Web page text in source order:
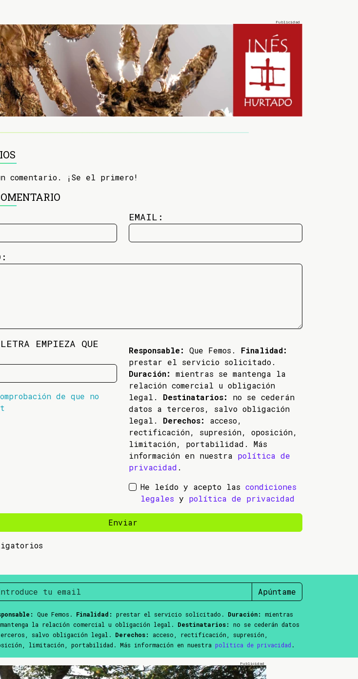
comentario. ¡Se el primero!
EMAIL:
EMPIEZA QUE
de que no
Responsable: Que Femos. Finalidad:
prestar el servicio solicitado.
Duración:
mientras se mantenga la
relación comercial u obligación
legal. Destinatarios:
no se cederán
datos a terceros, salvo obligación
legal. Derechos:
acceso,
rectificación, supresión, oposición,
limitación, portabilidad. Más
información en nuestra política de
privacidad .
He leído y acepto las condiciones
legales y política de privacidad
Enviar
Apúntame
Que Femos. Finalidad: prestar el servicio solicitado. Duración:
mientras
la relación comercial u obligación legal. Destinatarios:
no se cederán datos
salvo obligación legal. Derechos:
acceso, rectificación, supresión,
limitación, portabilidad. Más información en nuestra política de privacidad .